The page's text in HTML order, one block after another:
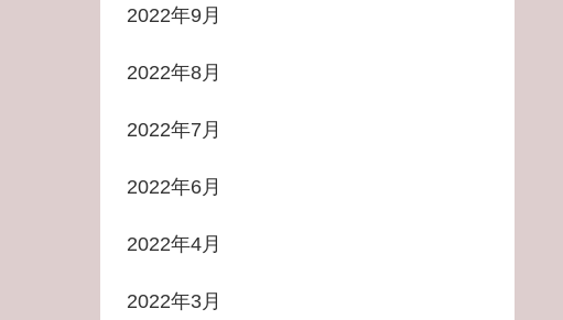
2022年9月
2022年8月
2022年7月
2022年6月
2022年4月
2022年3月